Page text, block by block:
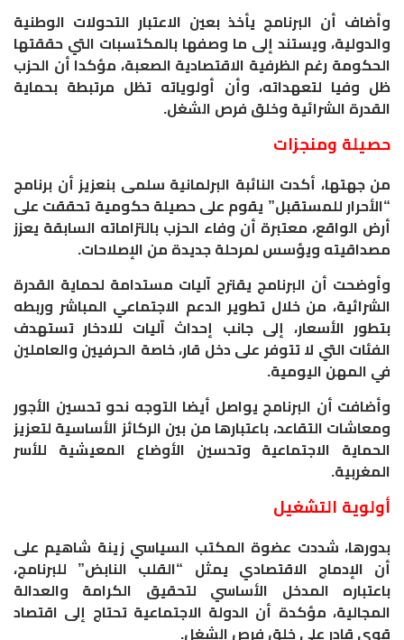
وأضاف أن البرنامج يأخذ بعين الاعتبار التحولات الوطنية
والدولية، ويستند إلى ما وصفها بالمكتسبات التي حققتها
الحكومة رغم الظرفية الاقتصادية الصعبة، مؤكدا أن الحزب
ظل وفيا لتعهداته، وأن أولوياته تظل مرتبطة بحماية
القدرة الشرائية وخلق فرص الشغل.
حصيلة ومنجزات
من جهتها، أكدت النائبة البرلمانية سلمى بنعزيز أن برنامج
“الأحرار للمستقبل” يقوم على حصيلة حكومية تحققت على
أرض الواقع، معتبرة أن وفاء الحزب بالتزاماته السابقة يعزز
مصداقيته ويؤسس لمرحلة جديدة من الإصلاحات.
وأوضحت أن البرنامج يقترح آليات مستدامة لحماية القدرة
الشرائية، من خلال تطوير الدعم الاجتماعي المباشر وربطه
بتطور الأسعار، إلى جانب إحداث آليات للادخار تستهدف
الفئات التي لا تتوفر على دخل قار، خاصة الحرفيين والعاملين
في المهن اليومية.
وأضافت أن البرنامج يواصل أيضا التوجه نحو تحسين الأجور
ومعاشات التقاعد، باعتبارها من بين الركائز الأساسية لتعزيز
الحماية الاجتماعية وتحسين الأوضاع المعيشية للأسر
المغربية.
أولوية التشغيل
بدورها، شددت عضوة المكتب السياسي زينة شاهيم على
أن الإدماج الاقتصادي يمثل “القلب النابض” للبرنامج،
باعتباره المدخل الأساسي لتحقيق الكرامة والعدالة
المجالية، مؤكدة أن الدولة الاجتماعية تحتاج إلى اقتصاد
قوي قادر على خلق فرص الشغل.